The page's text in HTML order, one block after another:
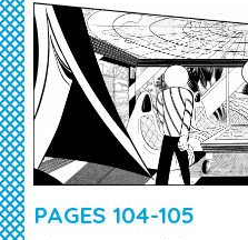
PAGES 104-105